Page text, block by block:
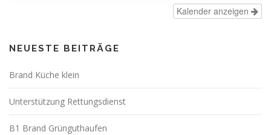
Kalender anzeigen
NEUESTE BEITRÄGE
Brand Küche klein
Unterstützung Rettungsdienst
B1 Brand Grünguthaufen